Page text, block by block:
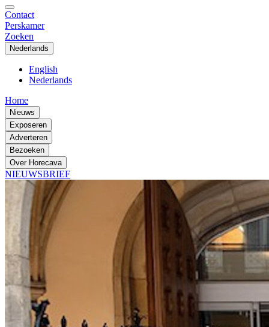
Contact
Perskamer
Zoeken
Nederlands
English
Nederlands
Home
Nieuws
Exposeren
Adverteren
Bezoeken
Over Horecava
NIEUWSBRIEF